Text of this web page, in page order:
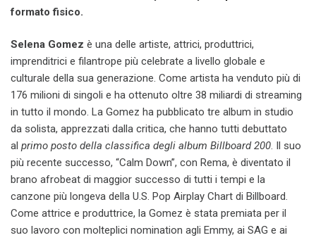
formato fisico.
Selena Gomez è una delle artiste, attrici, produttrici,
imprenditrici e filantrope più celebrate a livello globale e
culturale della sua generazione. Come artista ha venduto più di
176 milioni di singoli e ha ottenuto oltre 38 miliardi di streaming
in tutto il mondo. La Gomez ha pubblicato tre album in studio
da solista, apprezzati dalla critica, che hanno tutti debuttato
al primo posto della classifica degli album Billboard 200. Il suo
più recente successo, “Calm Down”, con Rema, è diventato il
brano afrobeat di maggior successo di tutti i tempi e la
canzone più longeva della U.S. Pop Airplay Chart di Billboard.
Come attrice e produttrice, la Gomez è stata premiata per il
suo lavoro con molteplici nomination agli Emmy, ai SAG e ai